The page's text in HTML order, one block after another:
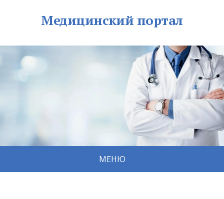
Медицинский портал
МЕНЮ